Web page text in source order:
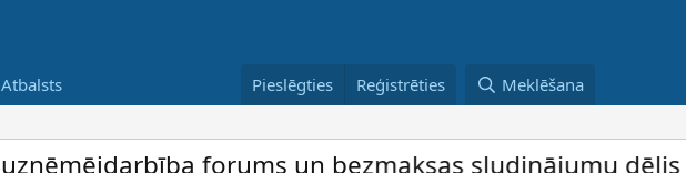
Atbalsts Pieslēgties Reģistrēties Meklēšana
forums un bezmaksas sludinājumu dēlis –